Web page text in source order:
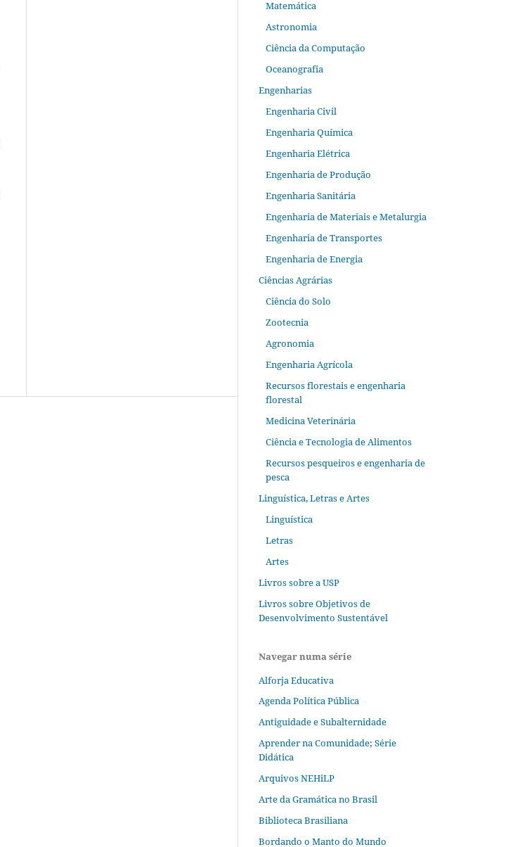
Matemática
Astronomia
Ciência da Computação
Oceanografia
Engenharias
Engenharia Civil
Engenharia Química
Engenharia Elétrica
Engenharia de Produção
Engenharia Sanitária
Engenharia de Materiais e Metalurgia
Engenharia de Transportes
Engenharia de Energia
Ciências Agrárias
Ciência do Solo
Zootecnia
Agronomia
Engenharia Agrícola
Recursos florestais e engenharia
florestal
Medicina Veterinária
Ciência e Tecnologia de Alimentos
Recursos pesqueiros e engenharia de
pesca
Linguística, Letras e Artes
Linguística
Letras
Artes
Livros sobre a USP
Livros sobre Objetivos de
Desenvolvimento Sustentável
Navegar numa série
Alforja Educativa
Agenda Política Pública
Antiguidade e Subalternidade
Aprender na Comunidade; Série
Didática
Arquivos NEHiLP
Arte da Gramática no Brasil
Biblioteca Brasiliana
Bordando o Manto do Mundo